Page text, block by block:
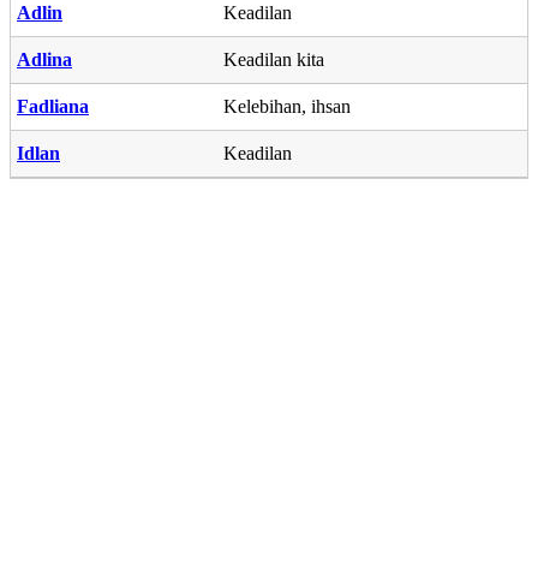
Adlin Keadilan
Adlina Keadilan kita
Fadliana Kelebihan, ihsan
Idlan Keadilan